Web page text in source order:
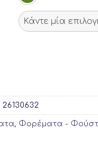
26130632
Φορέματα -